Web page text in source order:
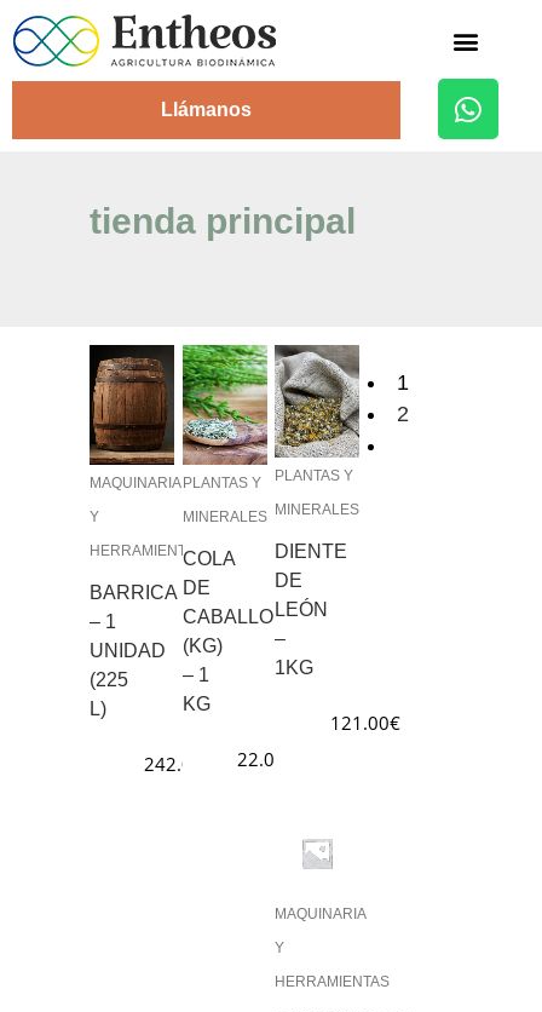
Llámanos
tienda principal
MAQUINARIA
Y
HERRAMIENTAS
BARRICA
– 1
UNIDAD
(225
L)
242.00
PLANTAS Y
MINERALES
COLA
DE
CABALLO
(KG)
– 1
KG
22.00
PLANTAS Y
MINERALES
DIENTE
DE
LEÓN
–
1KG
121.00€
MAQUINARIA
Y
HERRAMIENTAS
1
2